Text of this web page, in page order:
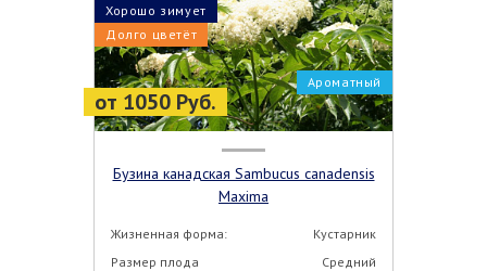
от 1050 Руб.
Ароматный
Долго цветёт
Хорошо зимует
Бузина канадская Sambucus canadensis
Maxima
Жизненная форма:
Кустарник
Размер плода
Средний